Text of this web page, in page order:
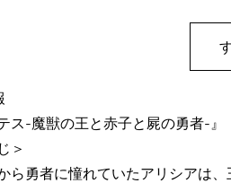
ス-魔獣の王と赤子と屍の勇者-』
＞
ら勇者に憧れていたアリシアは